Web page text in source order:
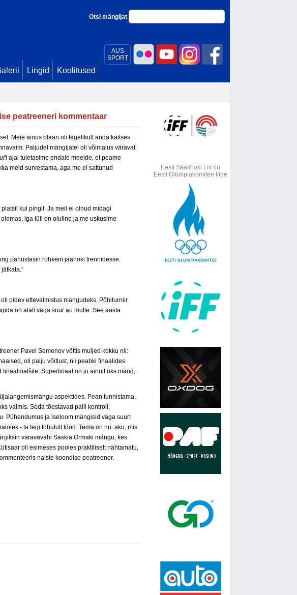
AUS
SPORT
Otsi mängijat
Lingid Koolitused
peatreeneri kommentaar
Meie ainus plaan oli tegelikult anda kaitses
Paljudel mängijatel oli võimalus väravat
'i ajal tuletasime endale meelde, et peame
meid survestama, aga me ei sattunud
kui pingil. Ja meil ei olnud midagi
iga lüli on oluline ja me uskusime
panustasin rohkem jäähoki trennidesse.
“
pidev ettevalmistus mängudeks. Põhiturniir
on alati väga suur au mulle. See aasta
Pavel Semenov võttis muljed kokku nii:
oli palju võitlust, nii peabki finaalides
Superfinaal on ju ainult üks mäng,
aspektides. Pean tunnistama,
valmis. Seda tõestavad palli kontroll,
Pühendumus ja iseloom mängisid väga suurt
- ta tegi tohutult tööd. Tema on nn. aku, mis
giksin väravavahi Saskia Ormaki mängu, kes
oli esimeses pooles praktiliselt nähtamatu,
naiste koondise peatreener.
Eesti Saalihoki Liit on
Eesti Olümpiakomitee liige